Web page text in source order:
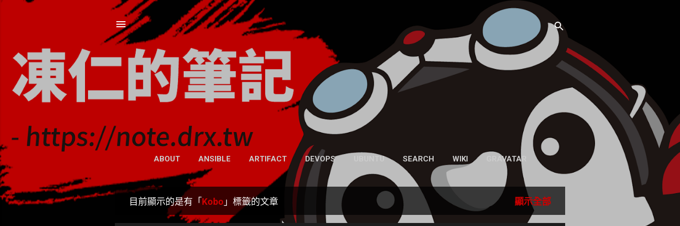
凍仁的筆記
- https://note.drx.tw
網頁
ABOUT ANSIBLE ARTIFACT DEVOPS UBUNTU SEARCH WIKI GRAVATAR
目前顯示的是有「 Kobo 」標籤的文章 顯示全部